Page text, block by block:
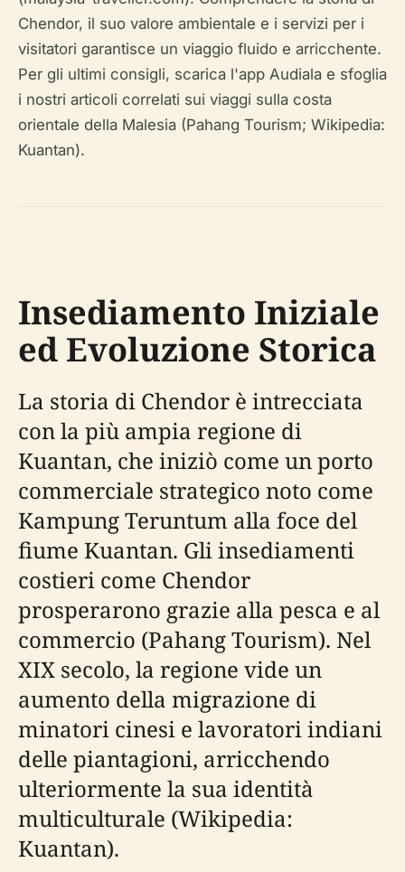
Chendor, il suo valore ambientale e i servizi per i
visitatori garantisce un viaggio fluido e arricchente.
Per gli ultimi consigli, scarica l'app Audiala e sfoglia
i nostri articoli correlati sui viaggi sulla costa
orientale della Malesia (Pahang Tourism; Wikipedia:
Kuantan).
Insediamento Iniziale
ed Evoluzione Storica
La storia di Chendor è intrecciata
con la più ampia regione di
Kuantan, che iniziò come un porto
commerciale strategico noto come
Kampung Teruntum alla foce del
fiume Kuantan. Gli insediamenti
costieri come Chendor
prosperarono grazie alla pesca e al
commercio (Pahang Tourism). Nel
XIX secolo, la regione vide un
aumento della migrazione di
minatori cinesi e lavoratori indiani
delle piantagioni, arricchendo
ulteriormente la sua identità
multiculturale (Wikipedia:
Kuantan).